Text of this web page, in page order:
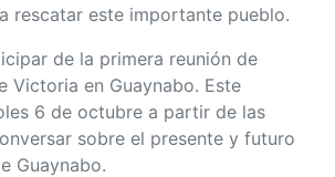
rescatar este importante pueblo.
de la primera reunión de
Victoria en Guaynabo. Este
6 de octubre a partir de las
sobre el presente y futuro
Guaynabo.